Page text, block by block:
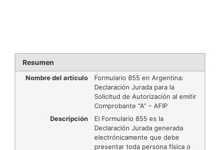
Resumen
Nombre del artículo
Formulario 855 en Argentina:
Declaración Jurada para la
Solicitud de Autorización al emitir
Comprobante “A” – AFIP
Descripción
El Formulario 855 es la
Declaración Jurada generada
electrónicamente que debe
presentar toda persona física o